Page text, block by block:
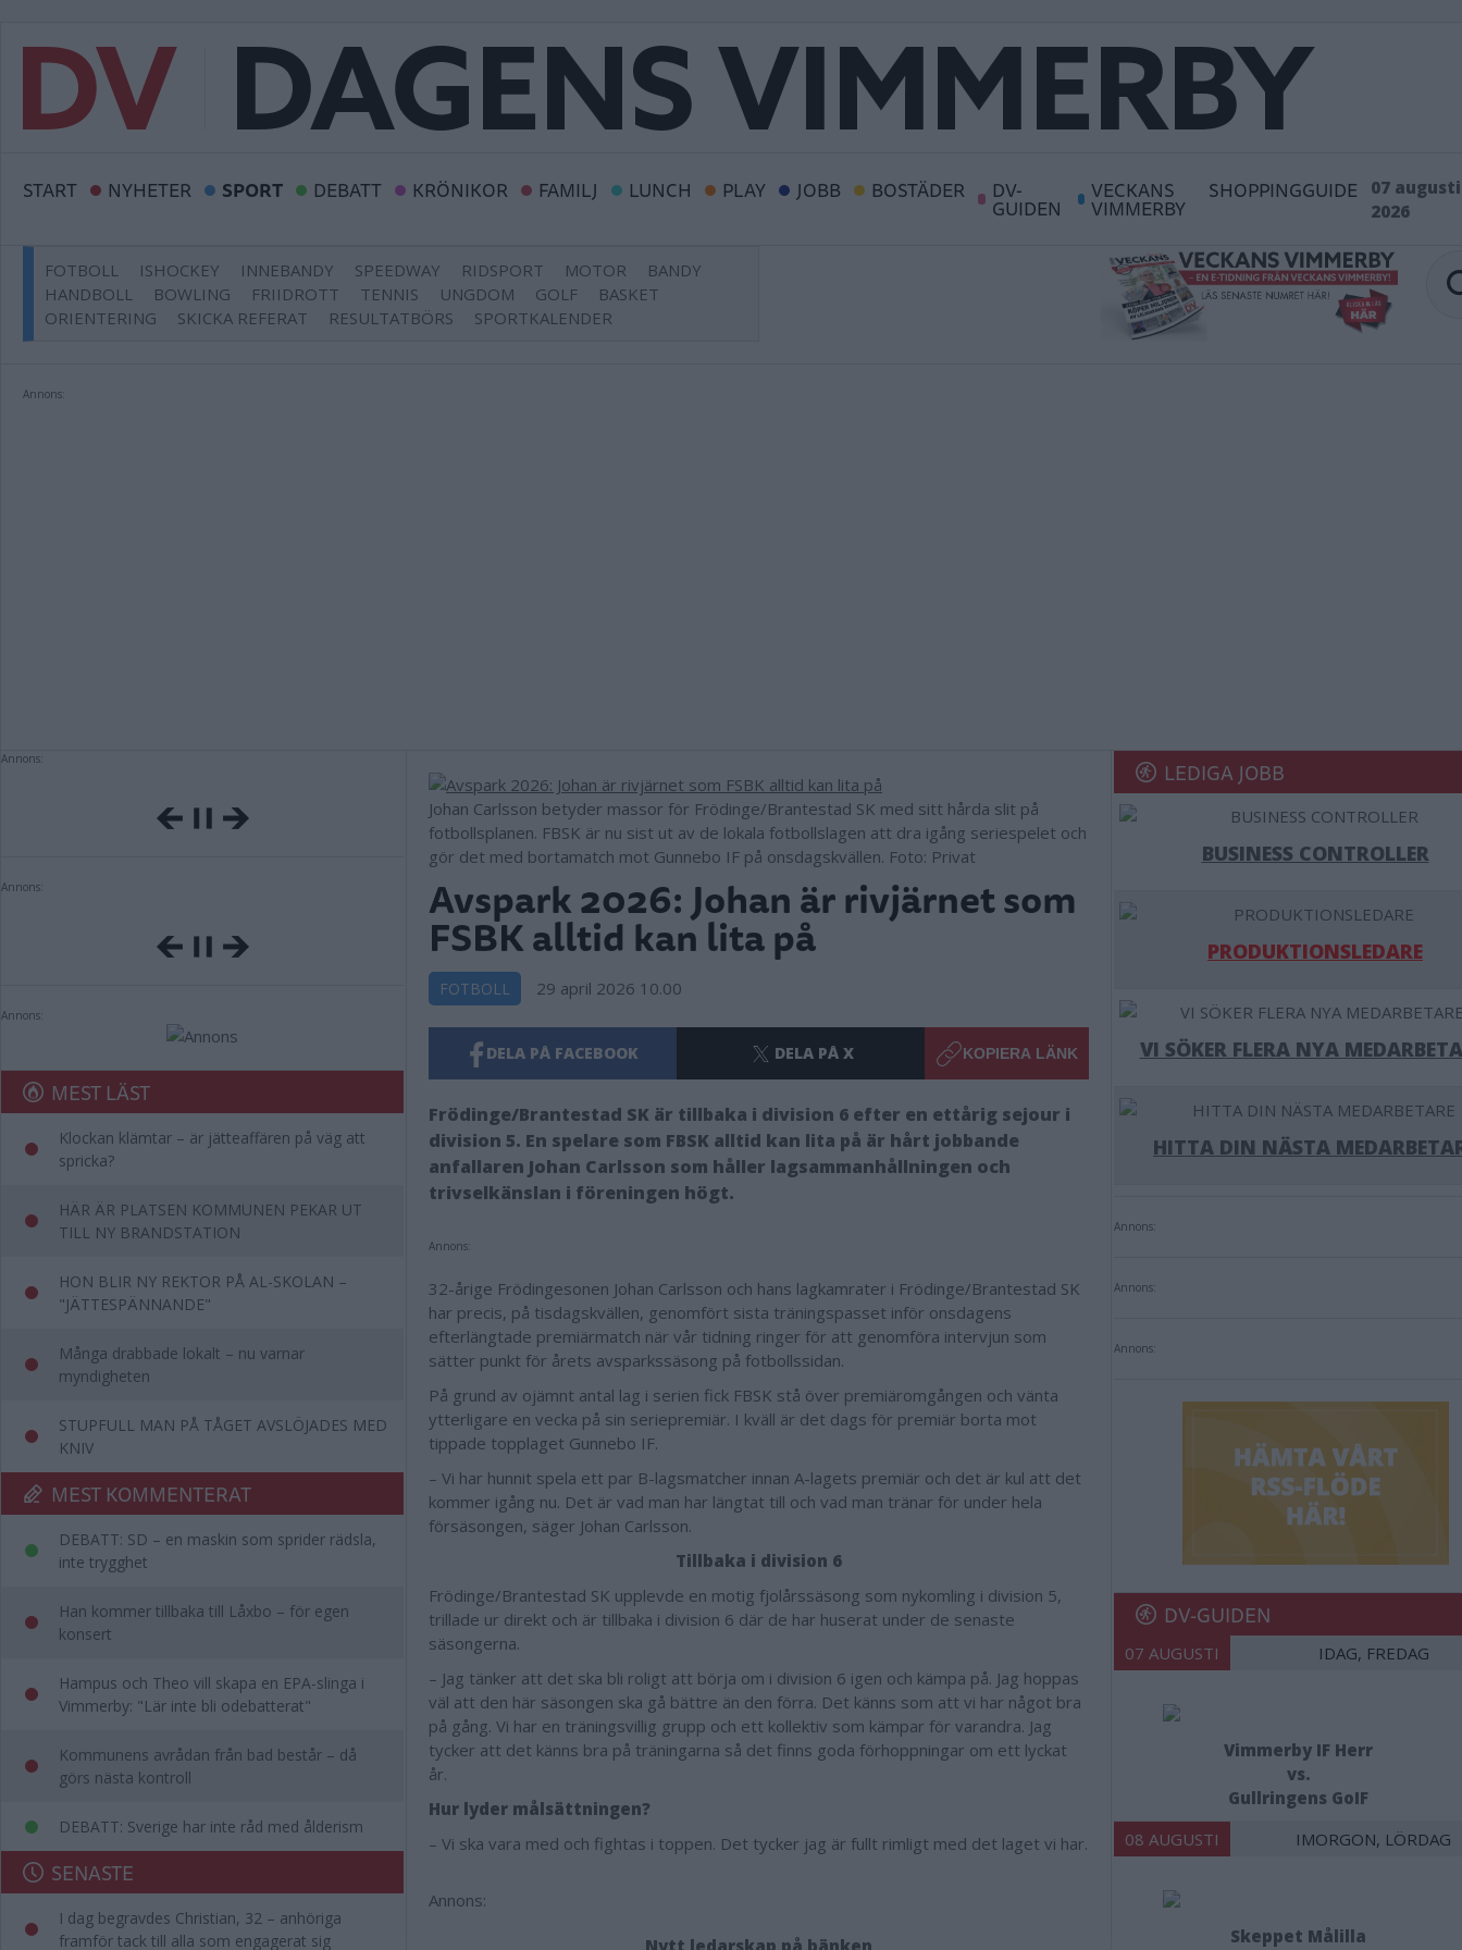
START NYHETER SPORT DEBATT KRÖNIKOR FAMILJ LUNCH PLAY JOBB BOSTÄDER DV-
GUIDEN
VECKANS
VIMMERBY
SHOPPINGGUIDE
07 augusti
2026
FOTBOLL ISHOCKEY INNEBANDY SPEEDWAY RIDSPORT MOTOR
BANDY
HANDBOLL
BOWLING FRIIDROTT TENNIS UNGDOM GOLF
BASKET
ORIENTERING
SKICKA REFERAT RESULTATBÖRS SPORTKALENDER
Annons:
Annons:
Annons:
Annons:
MEST LÄST
Klockan klämtar – är jätteaffären på väg att
spricka?
HÄR ÄR PLATSEN KOMMUNEN PEKAR UT
TILL NY BRANDSTATION
HON BLIR NY REKTOR PÅ AL-SKOLAN –
"JÄTTESPÄNNANDE"
Många drabbade lokalt – nu varnar
myndigheten
STUPFULL MAN PÅ TÅGET AVSLÖJADES MED
KNIV
MEST KOMMENTERAT
DEBATT: SD – en maskin som sprider rädsla,
inte trygghet
Han kommer tillbaka till Låxbo – för egen
konsert
Hampus och Theo vill skapa en EPA-slinga i
Vimmerby: "Lär inte bli odebatterat"
Kommunens avrådan från bad består – då
görs nästa kontroll
DEBATT: Sverige har inte råd med ålderism
SENASTE
I dag begravdes Christian, 32 – anhöriga
framför tack till alla som engagerat sig
Johan Carlsson betyder massor för Frödinge/Brantestad SK med sitt hårda slit på
fotbollsplanen. FBSK är nu sist ut av de lokala fotbollslagen att dra igång seriespelet och
gör det med bortamatch mot Gunnebo IF på onsdagskvällen. Foto: Privat
Avspark 2026: Johan är rivjärnet som
FSBK alltid kan lita på
FOTBOLL 29 april 2026 10.00
DELA PÅ FACEBOOK DELA PÅ X KOPIERA LÄNK
Frödinge/Brantestad SK är tillbaka i division 6 efter en ettårig sejour i
division 5. En spelare som FBSK alltid kan lita på är hårt jobbande
anfallaren Johan Carlsson som håller lagsammanhållningen och
trivselkänslan i föreningen högt.
Annons:
32-årige Frödingesonen Johan Carlsson och hans lagkamrater i Frödinge/Brantestad SK
har precis, på tisdagskvällen, genomfört sista träningspasset inför onsdagens
efterlängtade premiärmatch när vår tidning ringer för att genomföra intervjun som
sätter punkt för årets avsparkssäsong på fotbollssidan.
På grund av ojämnt antal lag i serien fick FBSK stå över premiäromgången och vänta
ytterligare en vecka på sin seriepremiär. I kväll är det dags för premiär borta mot
tippade topplaget Gunnebo IF.
– Vi har hunnit spela ett par B-lagsmatcher innan A-lagets premiär och det är kul att det
kommer igång nu. Det är vad man har längtat till och vad man tränar för under hela
försäsongen, säger Johan Carlsson.
Tillbaka i division 6
Frödinge/Brantestad SK upplevde en motig fjolårssäsong som nykomling i division 5,
trillade ur direkt och är tillbaka i division 6 där de har huserat under de senaste
säsongerna.
– Jag tänker att det ska bli roligt att börja om i division 6 igen och kämpa på. Jag hoppas
väl att den här säsongen ska gå bättre än den förra. Det känns som att vi har något bra
på gång. Vi har en träningsvillig grupp och ett kollektiv som kämpar för varandra. Jag
tycker att det känns bra på träningarna så det finns goda förhoppningar om ett lyckat
år.
Hur lyder målsättningen?
– Vi ska vara med och fightas i toppen. Det tycker jag är fullt rimligt med det laget vi har.
Annons:
Nytt ledarskap på bänken
LEDIGA JOBB
BUSINESS CONTROLLER
PRODUKTIONSLEDARE
VI SÖKER FLERA NYA
HITTA DIN NÄSTA
Annons:
Annons:
Annons:
DV-GUIDEN
07 AUGUSTI IDAG, FREDAG
Vimmerby IF Herr
vs.
Gullringens GoIF
08 AUGUSTI IMORGON, LÖRDAG
Skeppet Målilla